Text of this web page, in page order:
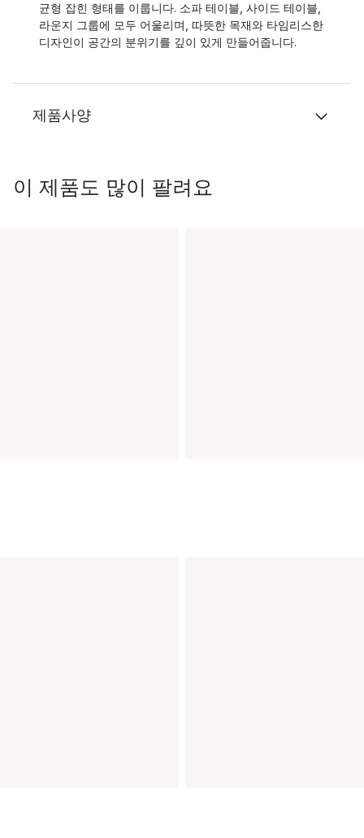
균형 잡힌 형태를 이룹니다. 소파 테이블, 사이드 테이블,
라운지 그룹에 모두 어울리며, 따뜻한 목재와 타임리스한
디자인이 공간의 분위기를 깊이 있게 만들어줍니다.
제품사양
이 제품도 많이 팔려요